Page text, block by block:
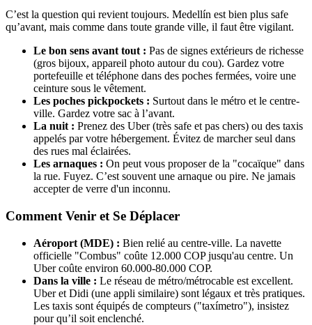
C’est la question qui revient toujours. Medellín est bien plus safe
qu’avant, mais comme dans toute grande ville, il faut être vigilant.
Le bon sens avant tout : Pas de signes extérieurs de richesse
(gros bijoux, appareil photo autour du cou). Gardez votre
portefeuille et téléphone dans des poches fermées, voire une
ceinture sous le vêtement.
Les poches pickpockets : Surtout dans le métro et le centre-
ville. Gardez votre sac à l’avant.
La nuit : Prenez des Uber (très safe et pas chers) ou des taxis
appelés par votre hébergement. Évitez de marcher seul dans
des rues mal éclairées.
Les arnaques : On peut vous proposer de la "cocaïque" dans
la rue. Fuyez. C’est souvent une arnaque ou pire. Ne jamais
accepter de verre d'un inconnu.
Comment Venir et Se Déplacer
Aéroport (MDE) : Bien relié au centre-ville. La navette
officielle "Combus" coûte 12.000 COP jusqu'au centre. Un
Uber coûte environ 60.000-80.000 COP.
Dans la ville : Le réseau de métro/métrocable est excellent.
Uber et Didi (une appli similaire) sont légaux et très pratiques.
Les taxis sont équipés de compteurs ("taxímetro"), insistez
pour qu’il soit enclenché.